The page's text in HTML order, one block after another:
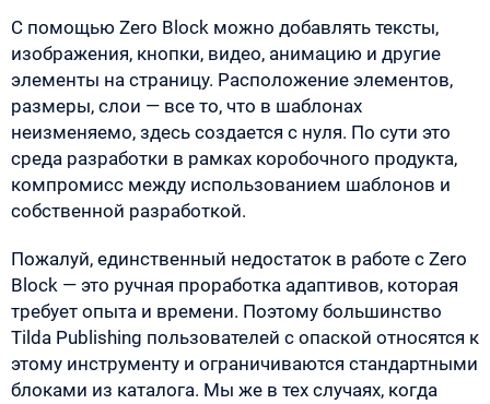
С помощью Zero Block можно добавлять тексты,
изображения, кнопки, видео, анимацию и другие
элементы на страницу. Расположение элементов,
размеры, слои — все то, что в шаблонах
неизменяемо, здесь создается с нуля. По сути это
среда разработки в рамках коробочного продукта,
компромисс между использованием шаблонов и
собственной разработкой.
Пожалуй, единственный недостаток в работе с Zero
Block — это ручная проработка адаптивов, которая
требует опыта и времени. Поэтому большинство
Tilda Publishing пользователей с опаской относятся к
этому инструменту и ограничиваются стандартными
блоками из каталога. Мы же в тех случаях, когда